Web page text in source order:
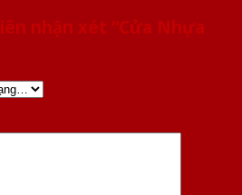
nhận xét “Cửa Nhựa